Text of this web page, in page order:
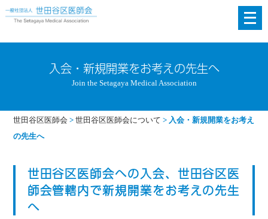
メ
ニ
く
入会・新規開業をお考えの先生へ
Join the Setagaya Medical Association
世田谷区医師会 >世田谷区医師会について > 入会・新規開業をお考え
の先生へ
世田谷区医師会への入会、世田谷区医
師会管轄内で新規開業をお考えの先生
へ